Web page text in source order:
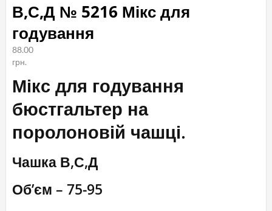
В,С,Д № 5216 Мікс для
годування
88.00
грн.
Мікс для годування
бюстгальтер на
поролоновій чашці.
Чашка В,С,Д
Об’єм – 75-95